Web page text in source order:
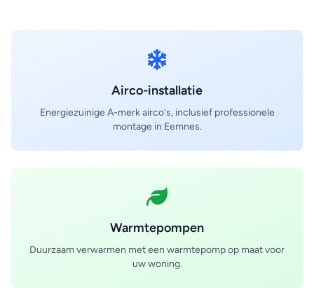
Airco-installatie
Energiezuinige A-merk airco's, inclusief professionele
montage in Eemnes.
Warmtepompen
Duurzaam verwarmen met een warmtepomp op maat voor
uw woning.